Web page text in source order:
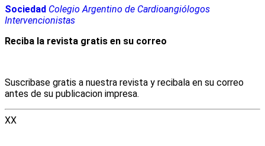
Sociedad Colegio Argentino de Cardioangiólogos
Intervencionistas
Reciba la revista gratis en su correo
Suscribase gratis a nuestra revista y recibala en su correo
antes de su publicacion impresa.
XX